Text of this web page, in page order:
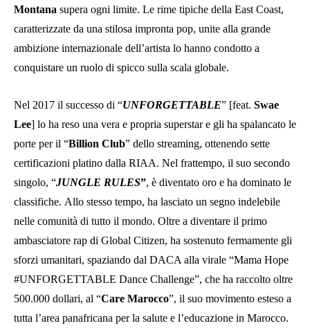
Montana supera ogni limite. Le rime tipiche della East Coast,
caratterizzate da una stilosa impronta pop, unite alla grande
ambizione internazionale dell’artista lo hanno condotto a
conquistare un ruolo di spicco sulla scala globale.
Nel 2017 il successo di “UNFORGETTABLE” [feat. Swae
Lee] lo ha reso una vera e propria superstar e gli ha spalancato le
porte per il “Billion Club” dello streaming, ottenendo sette
certificazioni platino dalla RIAA. Nel frattempo, il suo secondo
singolo, “JUNGLE RULES”, è diventato oro e ha dominato le
classifiche. Allo stesso tempo, ha lasciato un segno indelebile
nelle comunità di tutto il mondo. Oltre a diventare il primo
ambasciatore rap di Global Citizen, ha sostenuto fermamente gli
sforzi umanitari, spaziando dal DACA alla virale “Mama Hope
#UNFORGETTABLE Dance Challenge”, che ha raccolto oltre
500.000 dollari, al “Care Marocco”, il suo movimento esteso a
tutta l’area panafricana per la salute e l’educazione in Marocco.